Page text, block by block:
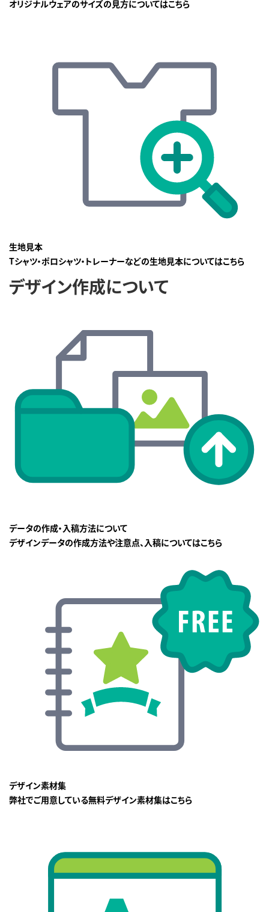
オリジナルウェアのサイズの見方についてはこちら
生地見本
Tシャツ・ポロシャツ・トレーナーなどの生地見本についてはこちら
デザイン作成について
データの作成・入稿方法について
デザインデータの作成方法や注意点、入稿についてはこちら
デザイン素材集
弊社でご用意している無料デザイン素材集はこちら